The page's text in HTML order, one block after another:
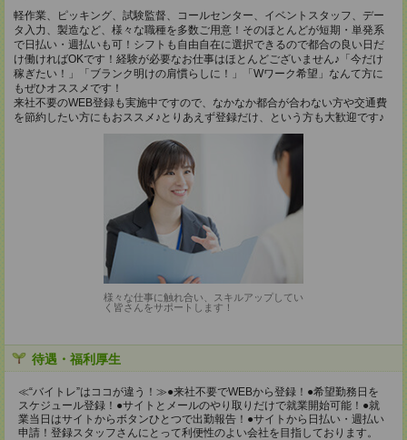
軽作業、ピッキング、試験監督、コールセンター、イベントスタッフ、デー
タ入力、製造など、様々な職種を多数ご用意！そのほとんどが短期・単発系
で日払い・週払いも可！シフトも自由自在に選択できるので都合の良い日だ
け働ければOKです！経験が必要なお仕事はほとんどございません♪「今だけ
稼ぎたい！」「ブランク明けの肩慣らしに！」「Wワーク希望」なんて方に
もぜひオススメです！
来社不要のWEB登録も実施中ですので、なかなか都合が合わない方や交通費
を節約したい方にもおススメ♪とりあえず登録だけ、という方も大歓迎です♪
様々な仕事に触れ合い、スキルアップしてい
く皆さんをサポートします！
待遇・福利厚生
≪“バイトレ”はココが違う！≫●来社不要でWEBから登録！●希望勤務日を
スケジュール登録！●サイトとメールのやり取りだけで就業開始可能！●就
業当日はサイトからボタンひとつで出勤報告！●サイトから日払い・週払い
申請！登録スタッフさんにとって利便性のよい会社を目指しております。